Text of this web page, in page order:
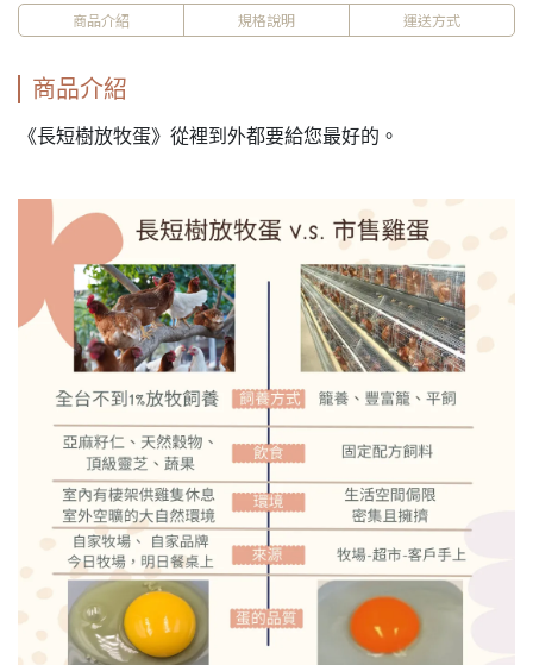
商品介紹 規格說明 運送方式
商品介紹
《長短樹放牧蛋》從裡到外都要給您最好的。